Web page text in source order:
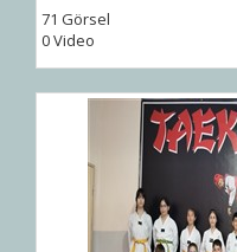
71 Görsel
0 Video